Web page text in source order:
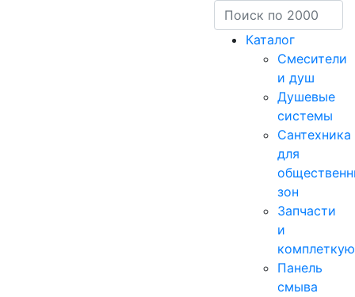
Каталог
Смесители
и душ
Душевые
системы
Сантехника
для
зон
Запчасти
и
Панель
смыва